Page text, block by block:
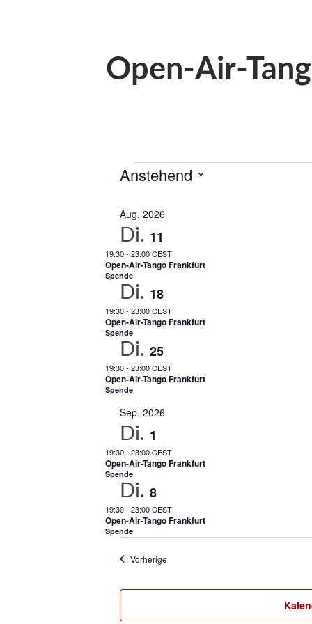
Open-Air-
Veranstaltungen
Anstehend
auswählen.
Aug. 2026
Di. 11
19:30- 23:00 CEST
Open-Air-Tango Frankfurt
Spende
Di. 18
19:30- 23:00 CEST
Open-Air-Tango Frankfurt
Spende
Di. 25
19:30- 23:00 CEST
Open-Air-Tango Frankfurt
Spende
Sep. 2026
Di. 1
19:30- 23:00 CEST
Open-Air-Tango Frankfurt
Spende
Di. 8
19:30- 23:00 CEST
Open-Air-Tango Frankfurt
Spende
VorherigeVeranstaltungen